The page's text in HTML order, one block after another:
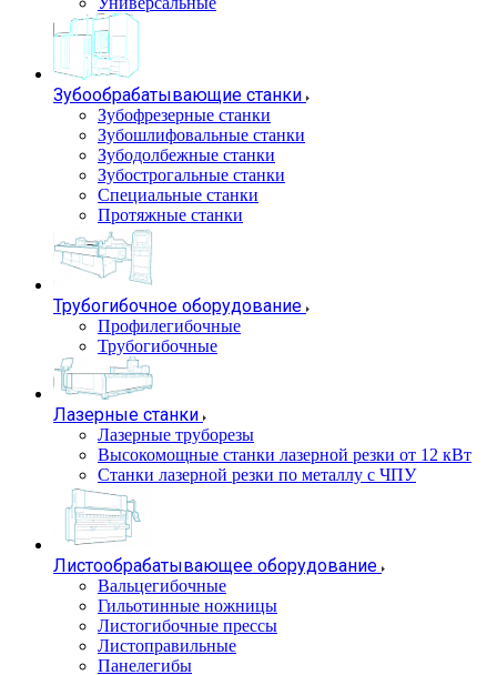
Зубообрабатывающие станки
Зубофрезерные станки
Зубошлифовальные станки
Зубодолбежные станки
Зубострогальные станки
Специальные станки
Протяжные станки
Трубогибочное оборудование
Профилегибочные
Трубогибочные
Лазерные станки
Лазерные труборезы
Высокомощные станки лазерной резки от 12 кВт
Станки лазерной резки по металлу с ЧПУ
Листообрабатывающее оборудование
Вальцегибочные
Гильотинные ножницы
Листогибочные прессы
Листоправильные
Панелегибы